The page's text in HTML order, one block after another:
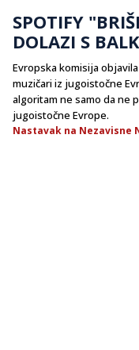
SPOTIFY
DOLAZI S
​Evropska komisija
muzičari iz jugoistočne
algoritam ne samo da ne
jugoistočne Evrope.
Nastavak na Nezavisne